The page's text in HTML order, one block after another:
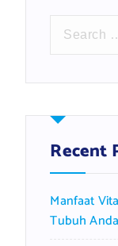
r
h
f
o
:
Recent
Manfaat
Tubuh Anda